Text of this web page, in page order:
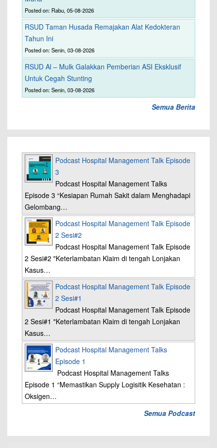
Posted on: Rabu, 05-08-2026
RSUD Taman Husada Remajakan Alat Kedokteran
Tahun Ini
Posted on: Senin, 03-08-2026
RSUD Al – Mulk Galakkan Pemberian ASI Eksklusif
Untuk Cegah Stunting
Posted on: Senin, 03-08-2026
Semua Berita
Podcast Hospital Management Talk Episode
3
Podcast Hospital Management Talks
Episode 3 “Kesiapan Rumah Sakit dalam Menghadapi
Gelombang…
Podcast Hospital Management Talk Episode
2 Sesi#2
Podcast Hospital Management Talk Episode
2 Sesi#2 "Keterlambatan Klaim di tengah Lonjakan
Kasus…
Podcast Hospital Management Talk Episode
2 Sesi#1
Podcast Hospital Management Talk Episode
2 Sesi#1 "Keterlambatan Klaim di tengah Lonjakan
Kasus…
Podcast Hospital Management Talks
Episode 1
Podcast Hospital Management Talks
Episode 1 “Memastikan Supply Logisitik Kesehatan :
Oksigen…
Semua Podcast